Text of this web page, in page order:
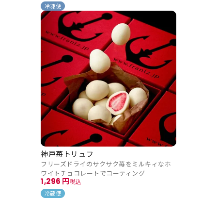
冷凍便
フリーズドライのサクサク苺をミルキィなホ
ワイトチョコレートでコーティング
神戸苺トリュフ
冷蔵便
1,296 税込